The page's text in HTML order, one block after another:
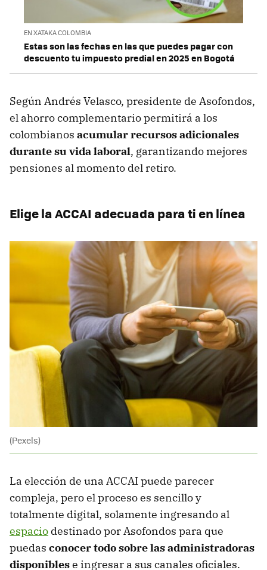
EN XATAKA COLOMBIA
Estas son las fechas en las que puedes pagar con
descuento tu impuesto predial en 2025 en Bogotá
Según Andrés Velasco, presidente de Asofondos,
el ahorro complementario permitirá a los
colombianos acumular recursos adicionales
durante su vida laboral, garantizando mejores
pensiones al momento del retiro.
Elige la ACCAI adecuada para ti en línea
(Pexels)
La elección de una ACCAI puede parecer
compleja, pero el proceso es sencillo y
totalmente digital, solamente ingresando al
espacio destinado por Asofondos para que
puedas conocer todo sobre las administradoras
disponiblese ingresar a sus canales oficiales.